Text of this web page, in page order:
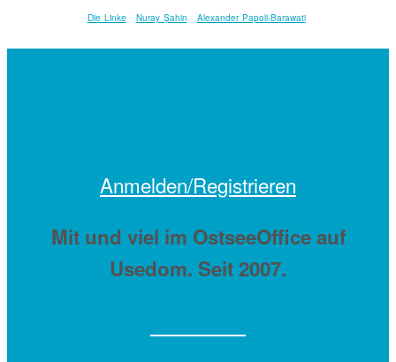
Die Linke Nuray Şahin Alexander Papoli-Barawati
Anmelden/Registrieren
Mit und viel im OstseeOffice auf
Usedom. Seit 2007.